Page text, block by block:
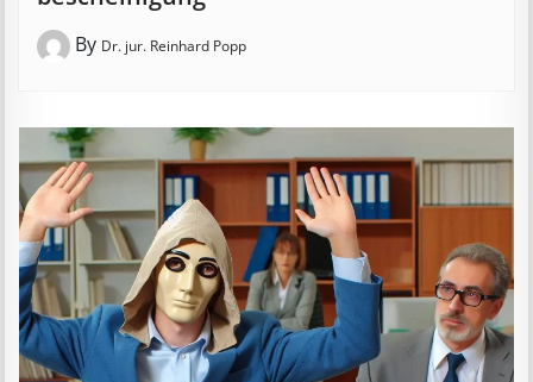
By Dr. jur. Reinhard Popp